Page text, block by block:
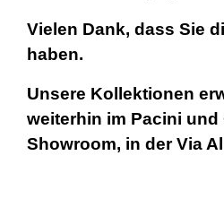
Vielen Dank, dass Sie
haben.
Unsere Kollektionen
weiterhin im Pacini und
Showroom, in der Via